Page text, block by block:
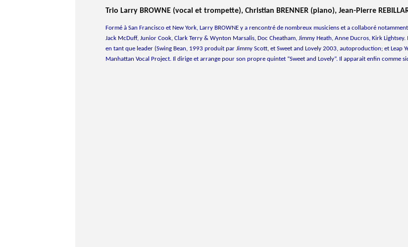
Trio Larry BROWNE (vocal et trompette), Christian BRENNER (piano), Jean-Pierre
Formé à San Francisco et New York, Larry BROWNE y a rencontré de nombreux musiciens et a collaboré
Jack McDuff, Junior Cook, Clark Terry & Wynton Marsalis, Doc Cheatham, Jimmy Heath, Anne Ducros, Kirk
en tant que leader (Swing Bean, 1993 produit par Jimmy Scott, et Sweet and Lovely 2003, autoproduction; et Leap
Manhattan Vocal Project. Il dirige et arrange pour son propre quintet “Sweet and Lovely”. Il apparait enfin comme